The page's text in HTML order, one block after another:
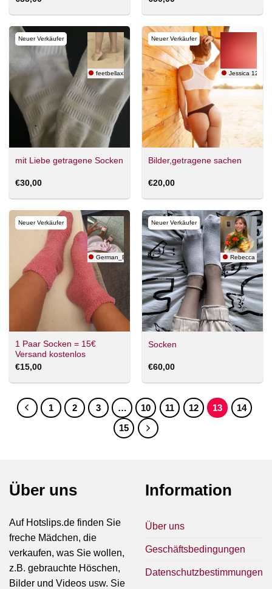
Neuer Verkäufer
feetbellax3
mit Liebe getragene Socken
€30,00
Neuer Verkäufer
Jessica 123
Bilder,getragene sachen
€20,00
Neuer Verkäufer
German_Barbie
1 Paar Socken = 15€
Versand kostenlos
€15,00
Neuer Verkäufer
Rebecca
Socken
€60,00
1 2 3 … 10 11 12 13
14
15
Über uns
Auf Hotslips.de finden Sie
freche Mädchen, die
verkaufen, was Sie wollen,
z.B. gebrauchte Höschen,
Bilder und Videos usw. Sie
Information
Über uns
Geschäftsbedingungen
Datenschutzbestimmungen